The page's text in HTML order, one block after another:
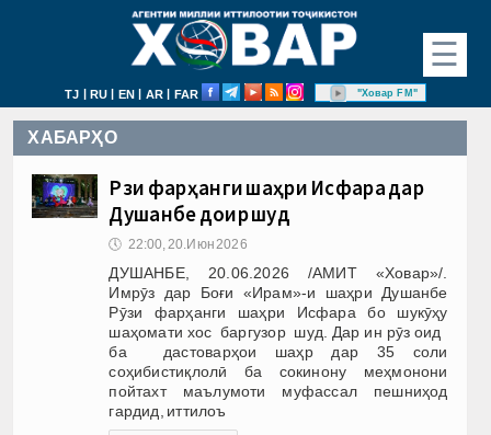
☰
TJ | RU | EN | AR | FAR "Ховар FM"
ХАБАРҲО
Рӯзи фарҳанги шаҳри Исфара дар
Душанбе доир шуд
🕔 22:00, 20.Июн 2026
ДУШАНБЕ, 20.06.2026 /АМИТ «Ховар»/.
Имрӯз дар Боғи «Ирам»-и шаҳри Душанбе
Рӯзи фарҳанги шаҳри Исфара бо шукӯҳу
шаҳомати хос баргузор шуд. Дар ин рӯз оид
ба дастоварҳои шаҳр дар 35 соли
соҳибистиқлолӣ ба сокинону меҳмонони
пойтахт маълумоти муфассал пешниҳод
гардид, иттилоъ